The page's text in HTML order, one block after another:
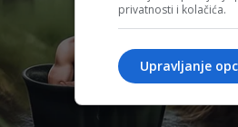
privatnosti i kolačića.
Upravljanje